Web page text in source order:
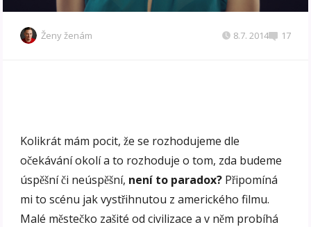
Ženy ženám 8.7. 2014 17
Kolikrát mám pocit, že se rozhodujeme dle
očekávání okolí a to rozhoduje o tom, zda budeme
úspěšní či neúspěšní, není to paradox? Připomíná
mi to scénu jak vystřihnutou z amerického filmu.
Malé městečko zašité od civilizace a v něm probíhá